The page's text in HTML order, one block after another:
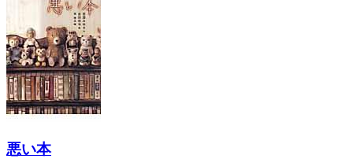
悪い本